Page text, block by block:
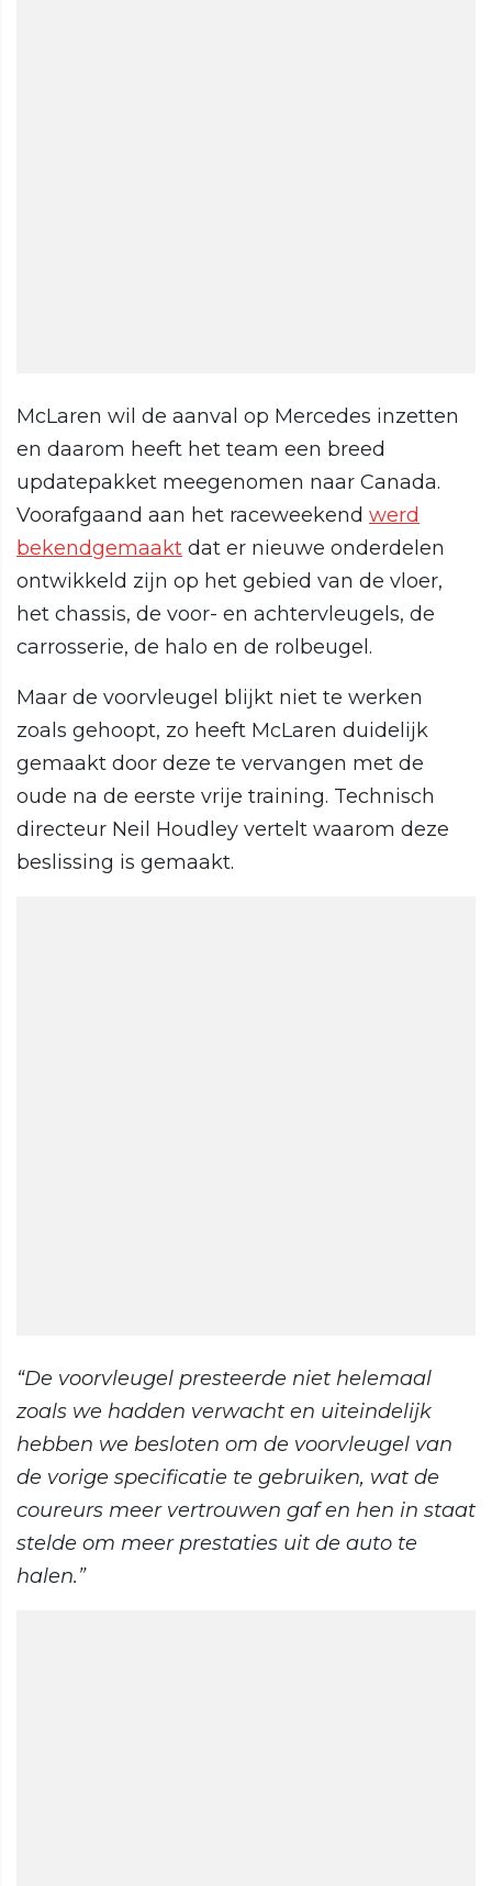
McLaren wil de aanval op Mercedes inzetten
en daarom heeft het team een breed
updatepakket meegenomen naar Canada.
Voorafgaand aan het raceweekend werd
bekendgemaakt dat er nieuwe onderdelen
ontwikkeld zijn op het gebied van de vloer,
het chassis, de voor- en achtervleugels, de
carrosserie, de halo en de rolbeugel.
Maar de voorvleugel blijkt niet te werken
zoals gehoopt, zo heeft McLaren duidelijk
gemaakt door deze te vervangen met de
oude na de eerste vrije training. Technisch
directeur Neil Houdley vertelt waarom deze
beslissing is gemaakt.
“De voorvleugel presteerde niet helemaal
zoals we hadden verwacht en uiteindelijk
hebben we besloten om de voorvleugel van
de vorige specificatie te gebruiken, wat de
coureurs meer vertrouwen gaf en hen in staat
stelde om meer prestaties uit de auto te
halen.”